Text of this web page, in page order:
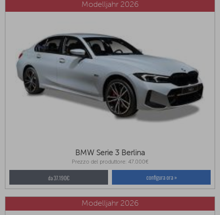
Modelljahr 2026
BMW Serie 3 Berlina
Prezzo del produttore: 47.000€
da 37.190€ configura ora »
Modelljahr 2026